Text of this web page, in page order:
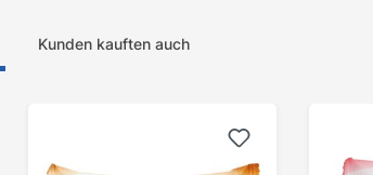
Kunden kauften auch